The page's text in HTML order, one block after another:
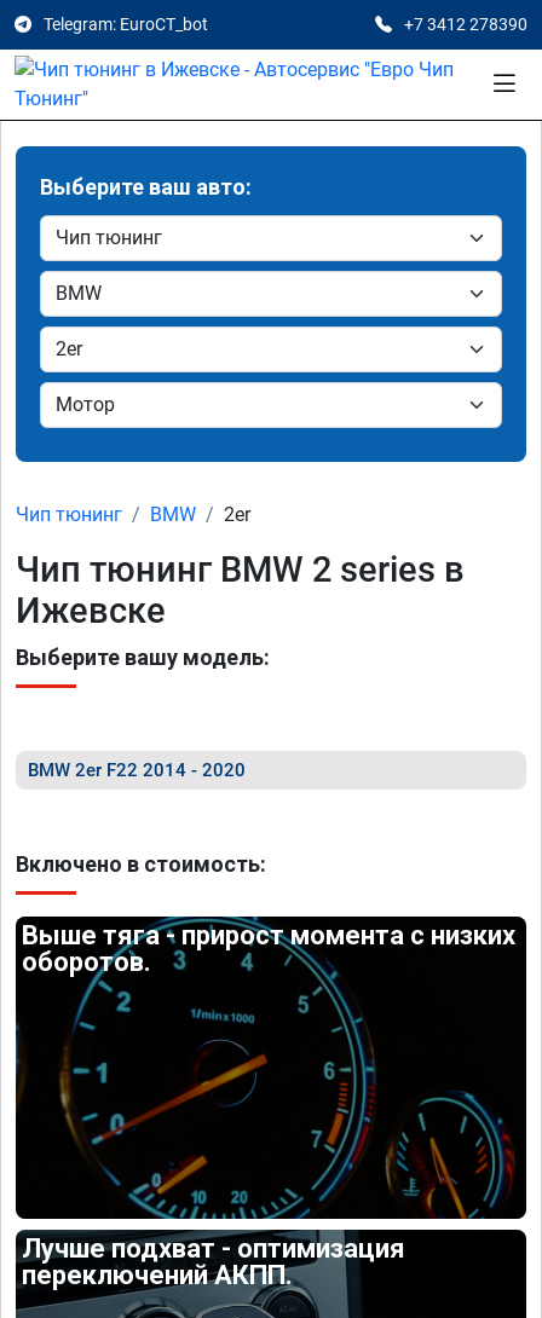
Telegram: EuroCT_bot +7 3412 278390
Выберите ваш авто:
Чип тюнинг BMW 2er
Чип тюнинг BMW 2 series в
Ижевске
Выберите вашу модель:
BMW 2er F22 2014 - 2020
Включено в стоимость:
Выше тяга - прирост момента с низких
оборотов.
Лучше подхват - оптимизация
переключений АКПП.